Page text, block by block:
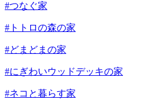
#つなぐ家
#トトロの森の家
#どまどまの家
#にぎわいウッドデッキの家
#ネコと暮らす家